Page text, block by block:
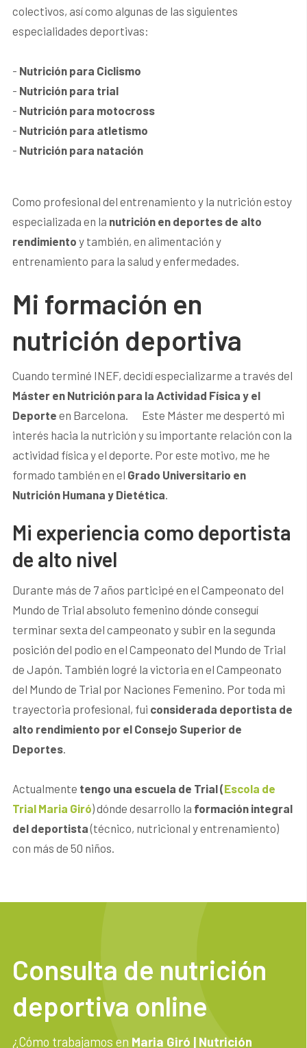
colectivos, así como algunas de las siguientes
especialidades deportivas:
- Nutrición para Ciclismo
- Nutrición para trial
- Nutrición para motocross
- Nutrición para atletismo
- Nutrición para natación
Como profesional del entrenamiento y la nutrición estoy
especializada en la nutrición en deportes de alto
rendimiento y también, en alimentación y
entrenamiento para la salud y enfermedades.
Mi formación en
nutrición deportiva
Cuando terminé INEF, decidí especializarme a través del
Máster en Nutrición para la Actividad Física y el
Deporte en Barcelona. Este Máster me despertó mi
interés hacia la nutrición y su importante relación con la
actividad física y el deporte. Por este motivo, me he
formado también en el Grado Universitario en
Nutrición Humana y Dietética
Mi experiencia como deportista
de alto nivel
Durante más de 7 años participé en el Campeonato del
Mundo de Trial absoluto femenino dónde conseguí
terminar sexta del campeonato y subir en la segunda
posición del podio en el Campeonato del Mundo de Trial
de Japón. También logré la victoria en el Campeonato
del Mundo de Trial por Naciones Femenino. Por toda mi
trayectoria profesional, fui considerada deportista de
alto rendimiento por el Consejo Superior de
Deportes
Actualmente tengo una escuela de Trial(Escola de
Trial Maria Giró) dónde desarrollo la formación integral
del deportista(técnico, nutricional y entrenamiento)
con más de 50 niños.
Consulta de nutrición
deportiva online
¿Cómo trabajamos en Maria Giró | Nutrición